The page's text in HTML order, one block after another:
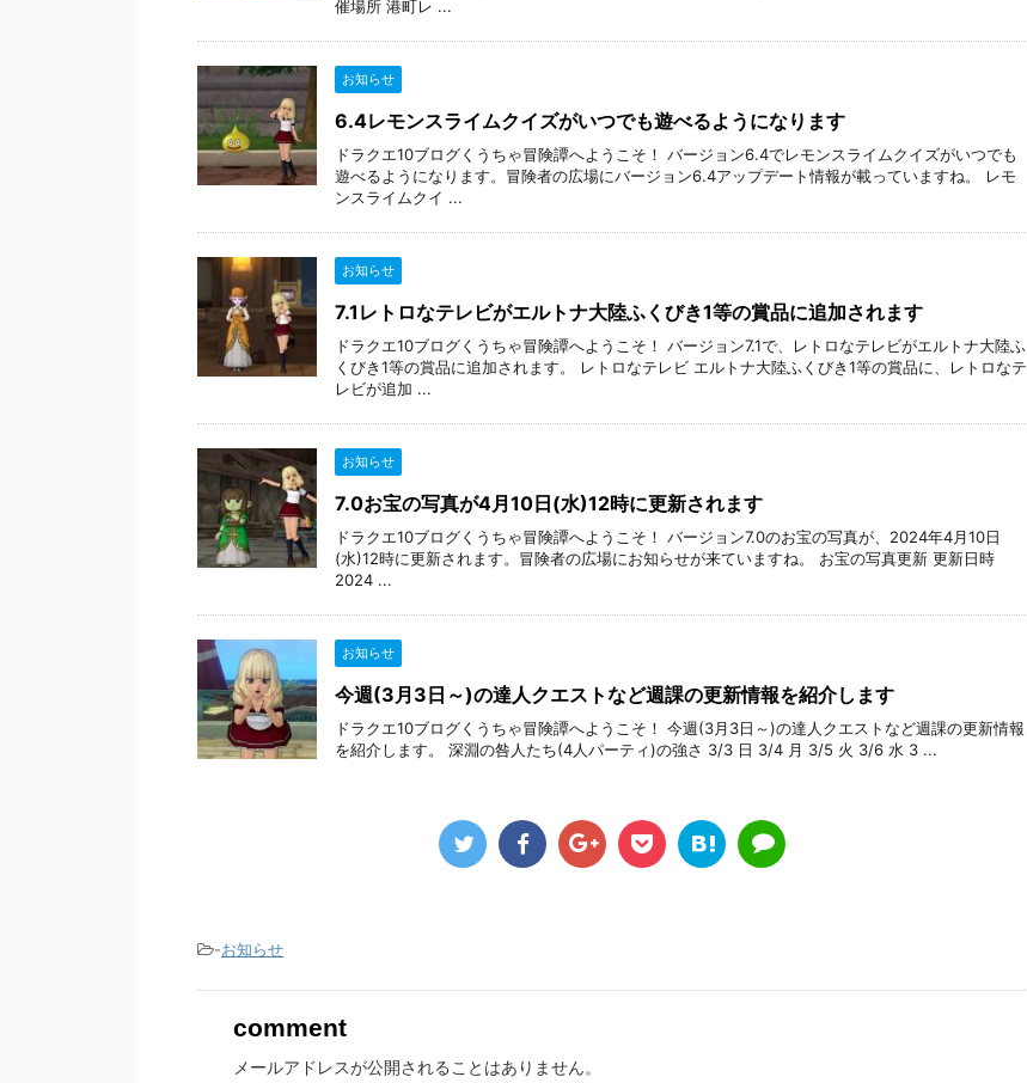
催場所 港町レ ...
お知らせ
6.4レモンスライムクイズがいつでも遊べるようになります
ドラクエ10ブログくうちゃ冒険譚へようこそ！ バージョン6.4でレモンスライムクイズがいつでも
遊べるようになります。冒険者の広場にバージョン6.4アップデート情報が載っていますね。 レモ
ンスライムクイ ...
お知らせ
7.1レトロなテレビがエルトナ大陸ふくびき1等の賞品に追加されます
ドラクエ10ブログくうちゃ冒険譚へようこそ！ バージョン7.1で、レトロなテレビがエルトナ大陸ふ
くびき1等の賞品に追加されます。 レトロなテレビ エルトナ大陸ふくびき1等の賞品に、レトロなテ
レビが追加 ...
お知らせ
7.0お宝の写真が4月10日(水)12時に更新されます
ドラクエ10ブログくうちゃ冒険譚へようこそ！ バージョン7.0のお宝の写真が、2024年4月10日
(水)12時に更新されます。冒険者の広場にお知らせが来ていますね。 お宝の写真更新 更新日時
2024 ...
お知らせ
今週(3月3日～)の達人クエストなど週課の更新情報を紹介します
ドラクエ10ブログくうちゃ冒険譚へようこそ！ 今週(3月3日～)の達人クエストなど週課の更新情報
を紹介します。 深淵の咎人たち(4人パーティ)の強さ 3/3 日 3/4 月 3/5 火 3/6 水 3 ...
-お知らせ
comment
メールアドレスが公開されることはありません。